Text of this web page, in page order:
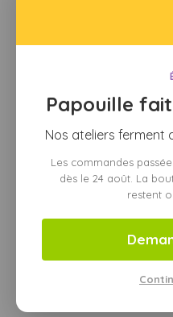
Papouille
Nos ateliers ferment
Les commandes
dès le 24 août. La
restent